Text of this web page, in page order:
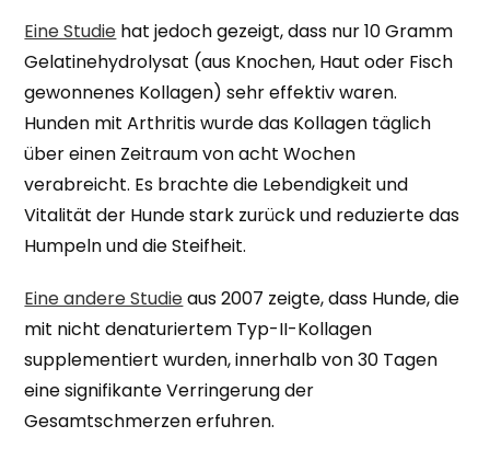
Eine Studie hat jedoch gezeigt, dass nur 10 Gramm
Gelatinehydrolysat (aus Knochen, Haut oder Fisch
gewonnenes Kollagen) sehr effektiv waren.
Hunden mit Arthritis wurde das Kollagen täglich
über einen Zeitraum von acht Wochen
verabreicht. Es brachte die Lebendigkeit und
Vitalität der Hunde stark zurück und reduzierte das
Humpeln und die Steifheit.
Eine andere Studieaus 2007 zeigte, dass Hunde, die
mit nicht denaturiertem Typ-II-Kollagen
supplementiert wurden, innerhalb von 30 Tagen
eine signifikante Verringerung der
Gesamtschmerzen erfuhren.